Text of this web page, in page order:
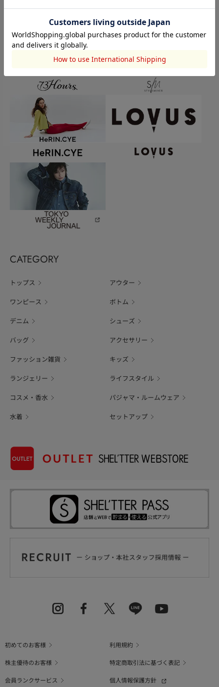
CATEGORY
トップス アウター
ワンピース ボトム
デニム シューズ
バッグ アクセサリー
ファッション雑貨 キッズ
ランジェリー ライフスタイル
コスメ・香水 パジャマ・ルームウェア
水着 セットアップ
初めてのお客様
利用規約
株主優待のお客様
特定商取引法に基づく表記
会員ランクサービス
個人情報保護方針